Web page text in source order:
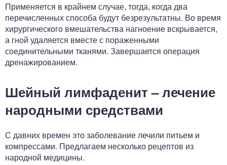
Применяется в крайнем случае, тогда, когда два
перечисленных способа будут безрезультатны. Во время
хирургического вмешательства нагноение вскрывается,
а гной удаляется вместе с пораженными
соединительными тканями. Завершается операция
дренажированием.
Шейный лимфаденит – лечение
народными средствами
С давних времен это заболевание лечили питьем и
компрессами. Предлагаем несколько рецептов из
народной медицины.